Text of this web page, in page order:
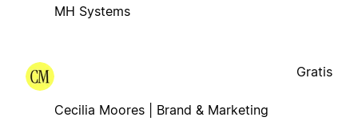
MH Systems
Cecilia Moores | Brand & Marketing
Gratis